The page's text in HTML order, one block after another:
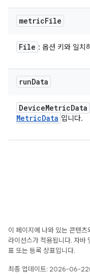
metricFile
File : 옵션 키와 일치
runData
DeviceMetricData
MetricData 입니다.
이 페이지에 나와 있는 콘텐츠
라이선스가 적용됩니다. 자
표 또는 등록 상표입니다.
최종 업데이트: 2026-06-